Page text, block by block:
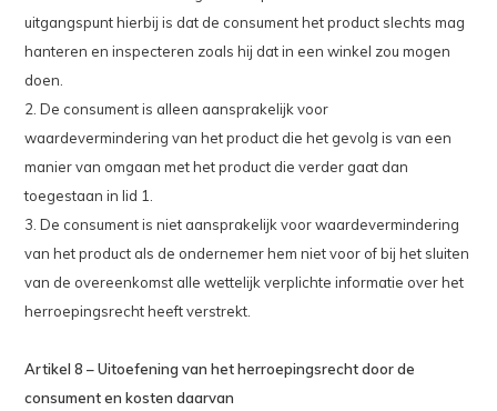
uitgangspunt hierbij is dat de consument het product slechts mag
hanteren en inspecteren zoals hij dat in een winkel zou mogen
doen.
2. De consument is alleen aansprakelijk voor
waardevermindering van het product die het gevolg is van een
manier van omgaan met het product die verder gaat dan
toegestaan in lid 1.
3. De consument is niet aansprakelijk voor waardevermindering
van het product als de ondernemer hem niet voor of bij het sluiten
van de overeenkomst alle wettelijk verplichte informatie over het
herroepingsrecht heeft verstrekt.
Artikel 8 – Uitoefening van het herroepingsrecht door de
consument en kosten daarvan